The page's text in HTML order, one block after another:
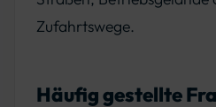
Zufahrtswege.
Häufig gestellte